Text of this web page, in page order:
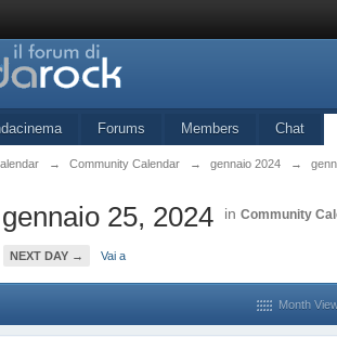
Forums Members Chat
→ Community Calendar → gennaio 2024 →
25, 2024 in Community
NEXT DAY → Vai a
Month